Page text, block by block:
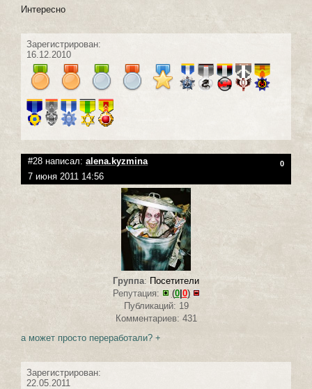
Интересно
Зарегистрирован:
16.12.2010
#28 написал: alena.kyzmina 0
7 июня 2011 14:56
Группа: Посетители
Репутация:
(0| 0)
Публикаций: 19
Комментариев: 431
а может просто переработали? +
Зарегистрирован:
22.05.2011